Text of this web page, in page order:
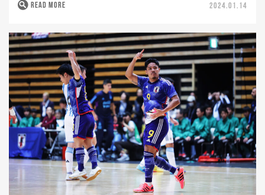
READ MORE 2024.01.14